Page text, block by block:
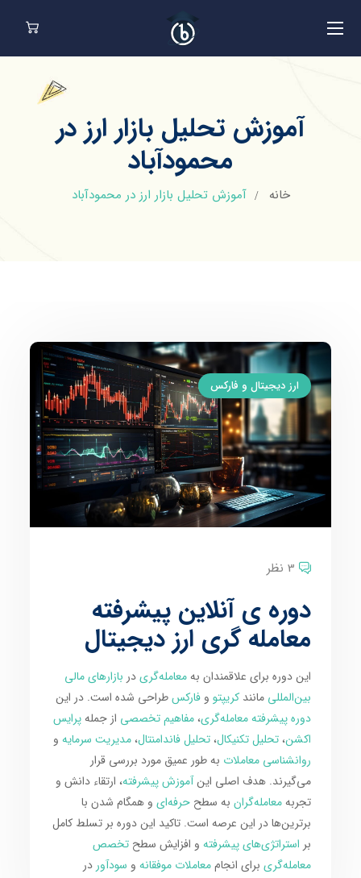
آموزش تحلیل بازار ارز در
محمودآباد
خانه آموزش تحلیل بازار ارز در محمودآباد
ارز دیجیتال و فارکس
3 نظر
دوره ی آنلاین پیشرفته
معامله گری ارز دیجیتال
این دوره برای علاقمندان بهمعامله‌گریدر بازارهای مالی
بین‌المللی مانندکریپتو وفارکسطراحی شده است. در این
دوره پیشرفته معامله‌گری،مفاهیم تخصصی از جملهپرایس
اکشن،تحلیل تکنیکال،تحلیل فاندامنتال،مدیریت سرمایه و
روانشناسی معاملات به طور عمیق مورد بررسی قرار
می‌گیرند. هدف اصلی اینآموزش پیشرفته، ارتقاء دانش و
تجربهمعامله‌گران به سطححرفه‌ای و همگام شدن با
برترین‌ها در این عرصه است. تاکید این دوره بر تسلط کامل
بر استراتژی‌های پیشرفته و افزایش سطحتخصص
معامله‌گری برای انجاممعاملات موفقانه و سودآور در